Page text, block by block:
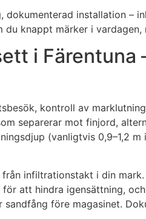
installation –
knappt märker i
i
kontroll av
separerar mot finjord,
(vanligtvis 0,9–1,2
infiltrationstakt i din
att hindra igensättning,
före magasinet.